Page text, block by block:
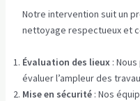
Notre intervention suit un
nettoyage respectueux et
Évaluation des lieux: Nous
évaluer l’ampleur des
Mise en sécurité: Nos